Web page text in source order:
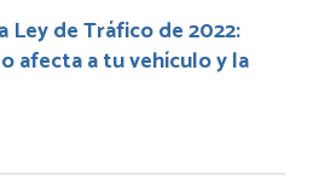
Ley de Tráfico de 2022:
afecta a tu vehículo y la